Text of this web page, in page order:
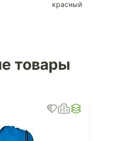
красный
товары